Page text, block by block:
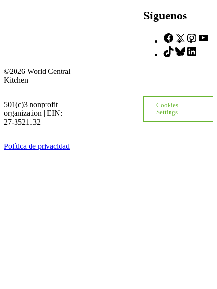
Síguenos
Facebook
X
TikTokBluesky
©2026 World Central
Kitchen
501(c)3 nonprofit
organization | EIN:
27-3521132
Política de privacidad
Cookies
Settings